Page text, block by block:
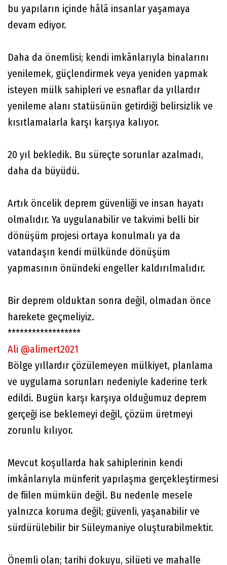
bu yapıların içinde hâlâ insanlar yaşamaya
devam ediyor.
Daha da önemlisi; kendi imkânlarıyla binalarını
yenilemek, güçlendirmek veya yeniden yapmak
isteyen mülk sahipleri ve esnaflar da yıllardır
yenileme alanı statüsünün getirdiği belirsizlik ve
kısıtlamalarla karşı karşıya kalıyor.
20 yıl bekledik. Bu süreçte sorunlar azalmadı,
daha da büyüdü.
Artık öncelik deprem güvenliği ve insan hayatı
olmalıdır. Ya uygulanabilir ve takvimi belli bir
dönüşüm projesi ortaya konulmalı ya da
vatandaşın kendi mülkünde dönüşüm
yapmasının önündeki engeller kaldırılmalıdır.
Bir deprem olduktan sonra değil, olmadan önce
harekete geçmeliyiz.
******************
Ali @alimert2021
Bölge yıllardır çözülemeyen mülkiyet, planlama
ve uygulama sorunları nedeniyle kaderine terk
edildi. Bugün karşı karşıya olduğumuz deprem
gerçeği ise beklemeyi değil, çözüm üretmeyi
zorunlu kılıyor.
Mevcut koşullarda hak sahiplerinin kendi
imkânlarıyla münferit yapılaşma gerçekleştirmesi
de fiilen mümkün değil. Bu nedenle mesele
yalnızca koruma değil; güvenli, yaşanabilir ve
sürdürülebilir bir Süleymaniye oluşturabilmektir.
Önemli olan; tarihi dokuyu, silüeti ve mahalle